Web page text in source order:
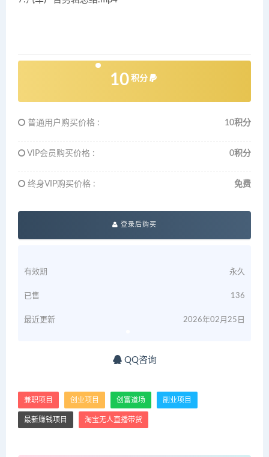
10 积分
普通用户购买价格 : 10积分
VIP会员购买价格 : 0积分
终身VIP购买价格 : 免费
登录后购买
有效期 永久
已售 136
最近更新 2026年02月25日
QQ咨询
兼职项目 创业项目 创富道场 副业项目
最新赚钱项目 淘宝无人直播带货